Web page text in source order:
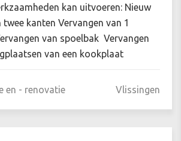
kan uitvoeren: Nieuw
twee kanten Vervangen van 1
van spoelbak Vervangen
van een kookplaat
en - renovatie Vlissingen